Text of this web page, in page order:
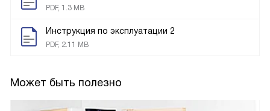
PDF, 1.3 MB
Инструкция по эксплуатации 2
PDF, 2.11 MB
Может быть полезно